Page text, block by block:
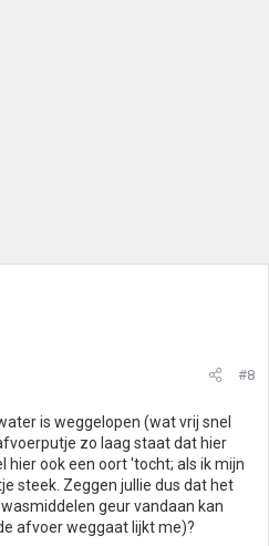
#8
is weggelopen (wat vrij snel
zo laag staat dat hier
hier ook een oort 'tocht; als ik mijn
steek. Zeggen jullie dus dat het
geur vandaan kan
afvoer weggaat lijkt me)?